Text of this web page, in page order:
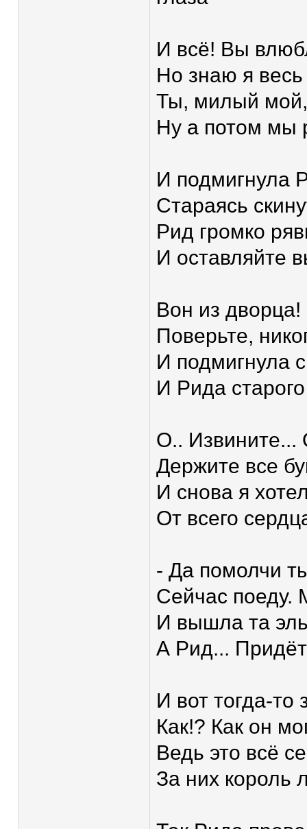
И всё! Вы
Но знаю я
Ты, милый мой,
Ну а потом мы
И подмигнула
Стараясь
Рид громко
И оставляйте
Вон из
Поверьте,
И подмигнула
И Рида
О..
Держите все
И снова я
От всего
- Да помолчи
Сейчас
И вышла та
А Рид... Придёт
И вот тогда-то
Как!? Как он
Ведь это всё
За них король